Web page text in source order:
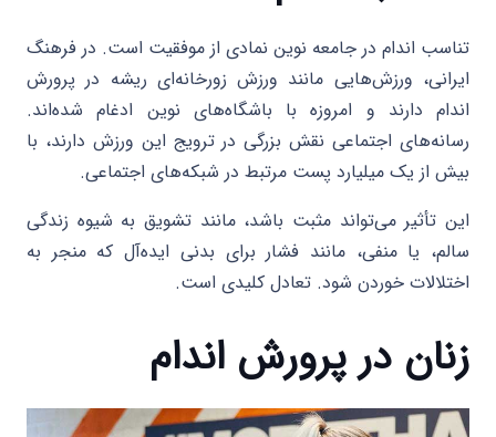
تناسب اندام در جامعه نوین نمادی از موفقیت است. در فرهنگ
ایرانی، ورزش‌هایی مانند ورزش زورخانه‌ای ریشه در پرورش
اندام دارند و امروزه با باشگاه‌های نوین ادغام شده‌اند.
رسانه‌های اجتماعی نقش بزرگی در ترویج این ورزش دارند، با
بیش از یک میلیارد پست مرتبط در شبکه‌های اجتماعی.
این تأثیر می‌تواند مثبت باشد، مانند تشویق به شیوه زندگی
سالم، یا منفی، مانند فشار برای بدنی ایده‌آل که منجر به
اختلالات خوردن شود. تعادل کلیدی است.
زنان در پرورش اندام